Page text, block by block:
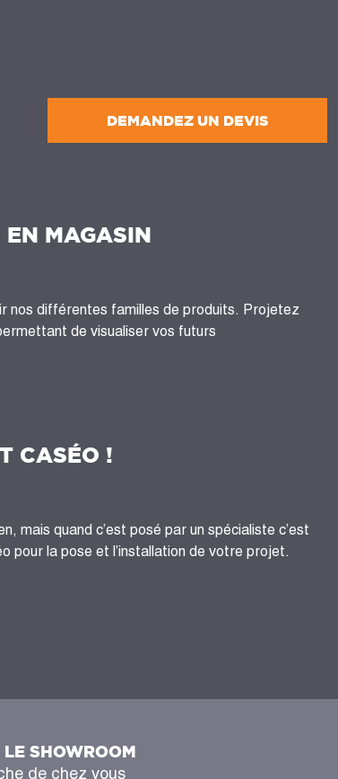
DEMANDEZ UN DEVIS
MAGASIN
nos différentes familles de produits. Projetez
de visualiser vos futurs
CASÉO !
mais quand c’est posé par un spécialiste c’est
pour la pose et l’installation de votre projet.
SHOWROOM
de chez vous